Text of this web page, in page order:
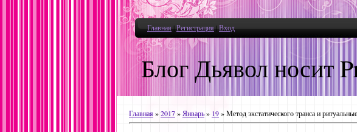
Блог Дьявол носит
Главная|Регистрация|Вход
Главная»2017» Январь» 19» Метод экстатического транса и